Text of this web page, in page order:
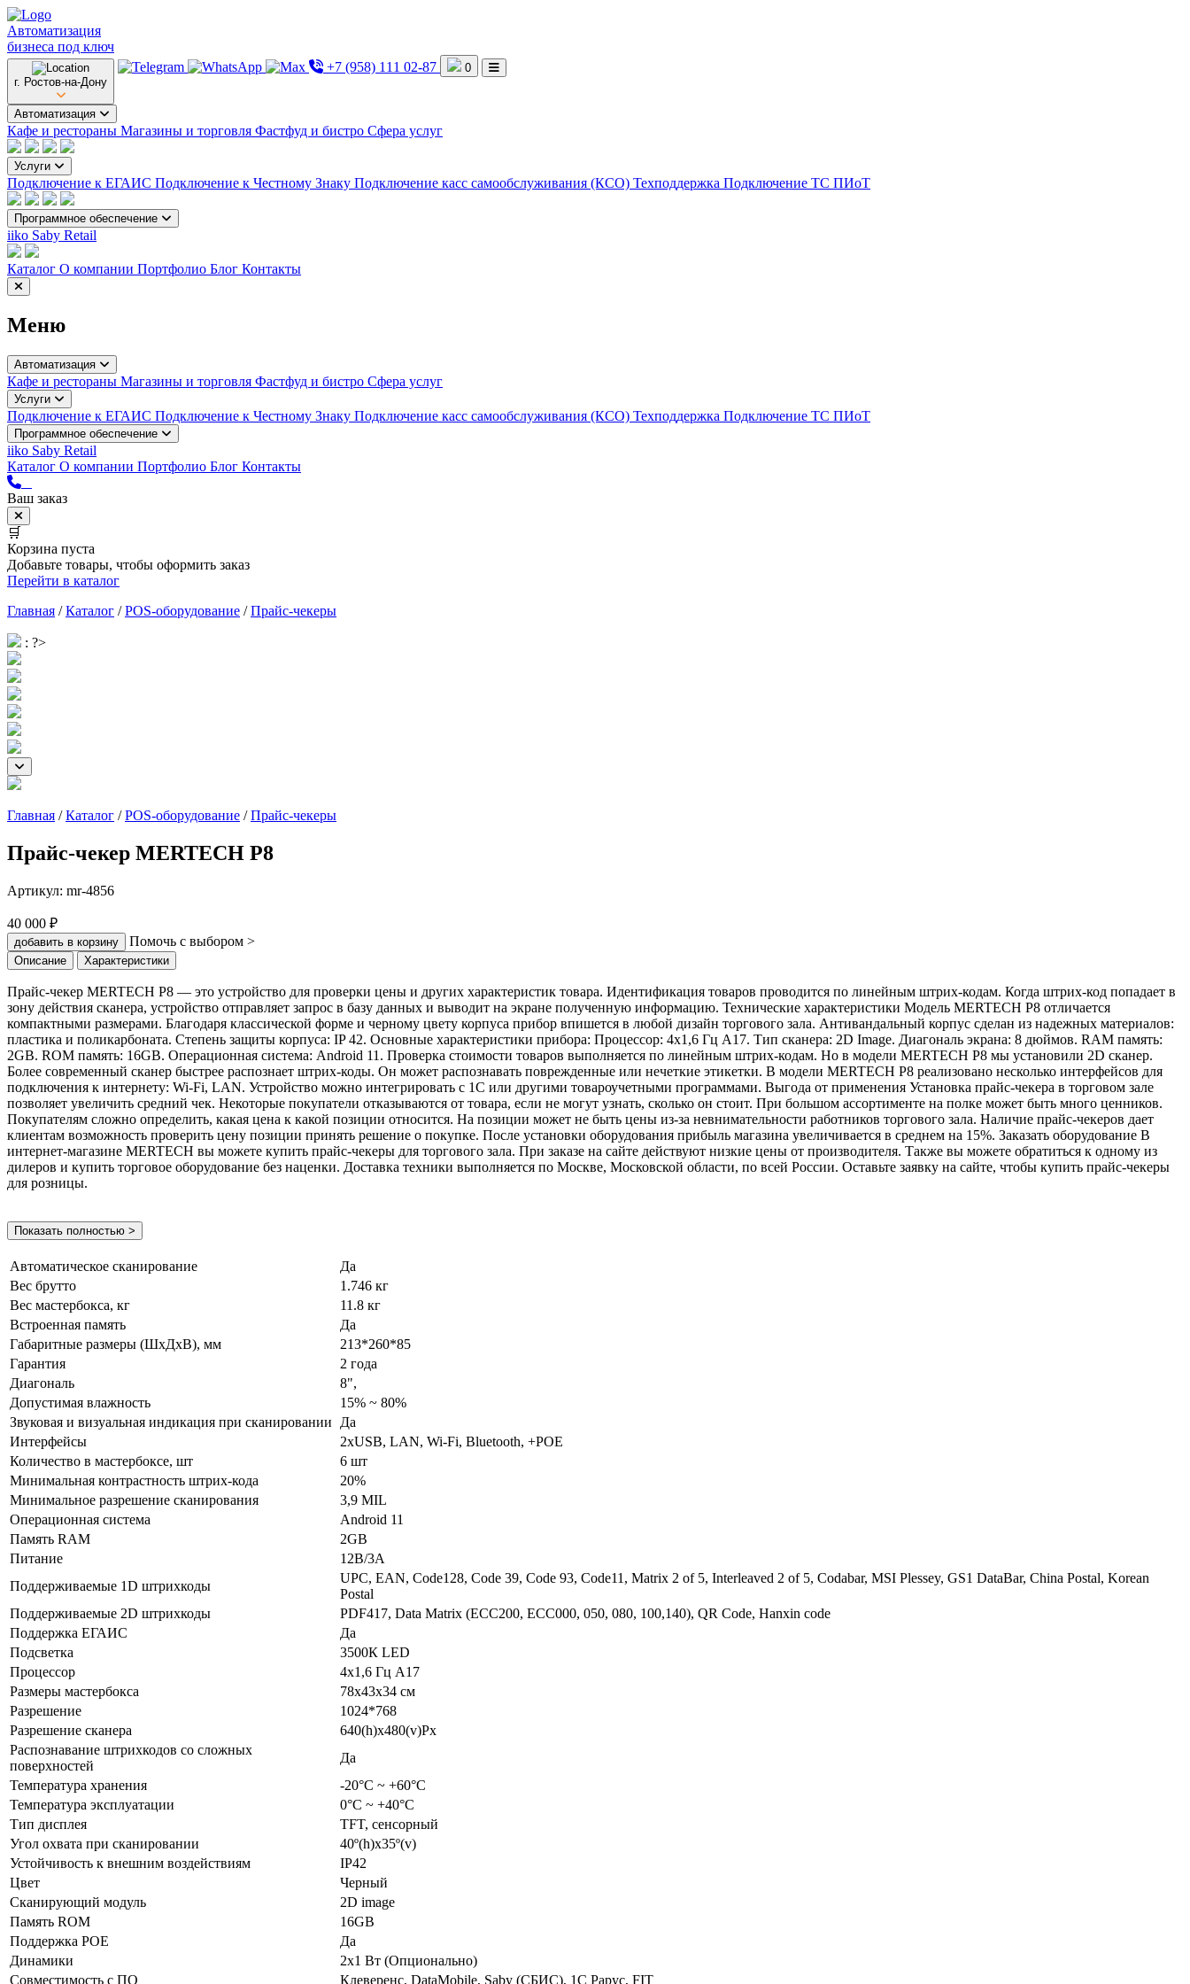
Автоматизация
бизнеса под ключ
г. Ростов-на-Дону
+7 (958) 111 02-87 0
Автоматизация
Кафе и рестораны Магазины и торговля Фастфуд и бистро Сфера услуг
Услуги
Подключение к ЕГАИС Подключение к Честному Знаку Подключение касс самообслуживания (КСО) Техподдержка Подключение ТС ПИоТ
Программное обеспечение
iiko Saby Retail
Каталог О компании Портфолио Блог Контакты
Меню
Автоматизация
Кафе и рестораны Магазины и торговля Фастфуд и бистро Сфера услуг
Услуги
Подключение к ЕГАИС Подключение к Честному Знаку Подключение касс самообслуживания (КСО) Техподдержка Подключение ТС ПИоТ
Программное обеспечение
iiko Saby Retail
Каталог О компании Портфолио Блог Контакты
Ваш заказ
🛒
Корзина пуста
Добавьте товары, чтобы оформить заказ
Перейти в каталог
Главная /Каталог /POS-оборудование /Прайс-чекеры
: ?>
Главная /Каталог /POS-оборудование /Прайс-чекеры
Прайс-чекер MERTECH P8
Артикул: mr-4856
40 000 ₽
добавить в корзину Помочь с выбором >
Описание Характеристики
Прайс-чекер MERTECH P8 — это устройство для проверки цены и других характеристик товара. Идентификация товаров проводится по линейным штрих-кодам. Когда штрих-код попадает в
зону действия сканера, устройство отправляет запрос в базу данных и выводит на экране полученную информацию. Технические характеристики Модель MERTECH P8 отличается
компактными размерами. Благодаря классической форме и черному цвету корпуса прибор впишется в любой дизайн торгового зала. Антивандальный корпус сделан из надежных материалов:
пластика и поликарбоната. Степень защиты корпуса: IP 42. Основные характеристики прибора: Процессор: 4х1,6 Гц А17. Тип сканера: 2D Image. Диагональ экрана: 8 дюймов. RAM память:
2GB. ROM память: 16GB. Операционная система: Android 11. Проверка стоимости товаров выполняется по линейным штрих-кодам. Но в модели MERTECH P8 мы установили 2D сканер.
Более современный сканер быстрее распознает штрих-коды. Он может распознавать поврежденные или нечеткие этикетки. В модели MERTECH P8 реализовано несколько интерфейсов для
подключения к интернету: Wi-Fi, LAN. Устройство можно интегрировать с 1С или другими товароучетными программами. Выгода от применения Установка прайс-чекера в торговом зале
позволяет увеличить средний чек. Некоторые покупатели отказываются от товара, если не могут узнать, сколько он стоит. При большом ассортименте на полке может быть много ценников.
Покупателям сложно определить, какая цена к какой позиции относится. На позиции может не быть цены из-за невнимательности работников торгового зала. Наличие прайс-чекеров дает
клиентам возможность проверить цену позиции принять решение о покупке. После установки оборудования прибыль магазина увеличивается в среднем на 15%. Заказать оборудование В
интернет-магазине MERTECH вы можете купить прайс-чекеры для торгового зала. При заказе на сайте действуют низкие цены от производителя. Также вы можете обратиться к одному из
дилеров и купить торговое оборудование без наценки. Доставка техники выполняется по Москве, Московской области, по всей России. Оставьте заявку на сайте, чтобы купить прайс-чекеры
для розницы.
Показать полностью >
Автоматическое сканирование
Да
Вес брутто
1.746 кг
Вес мастербокса, кг
11.8 кг
Встроенная память
Да
Габаритные размеры (ШхДхВ), мм
213*260*85
Гарантия
2 года
Диагональ
8",
Допустимая влажность
15% ~ 80%
Звуковая и визуальная индикация при сканировании
Да
Интерфейсы
2xUSB, LAN, Wi-Fi, Bluetooth, +POE
Количество в мастербоксе, шт
6 шт
Минимальная контрастность штрих-кода
20%
Минимальное разрешение сканирования
3,9 MIL
Операционная система
Android 11
Память RAM
2GB
Питание
12В/3А
Поддерживаемые 1D штрихкоды
UPC, EAN, Code128, Code 39, Code 93, Code11, Matrix 2 of 5, Interleaved 2 of 5, Codabar, MSI Plessey, GS1 DataBar, China Postal, Korean
Postal
Поддерживаемые 2D штрихкоды
PDF417, Data Matrix (ECC200, ECC000, 050, 080, 100,140), QR Code, Hanxin code
Поддержка ЕГАИС
Да
Подсветка
3500К LED
Процессор
4х1,6 Гц А17
Размеры мастербокса
78х43х34 см
Разрешение
1024*768
Разрешение сканера
640(h)х480(v)Px
Распознавание штрихкодов со сложных
поверхностей
Да
Температура хранения
-20°С ~ +60°С
Температура эксплуатации
0°C ~ +40°C
Тип дисплея
TFT, сенсорный
Угол охвата при сканировании
40º(h)x35º(v)
Устойчивость к внешним воздействиям
IP42
Цвет
Черный
Сканирующий модуль
2D image
Память ROM
16GB
Поддержка POE
Да
Динамики
2х1 Вт (Опционально)
Совместимость с ПО
Клеверенс, DataMobile, Saby (СБИС), 1С Рарус, FIT